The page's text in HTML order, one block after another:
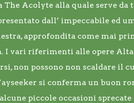
The Acolyte alla quale serve da
dall’ impeccabile ed
approfondita come mai
I vari riferimenti alle opere Alta
non possono non scaldare il
si conferma un buon
piccole occasioni